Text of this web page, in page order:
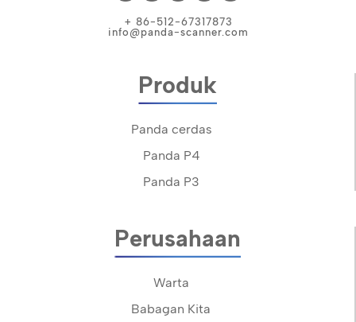
+ 86-512-67317873
info@panda-scanner.com
Produk
Panda cerdas
Panda P4
Panda P3
Perusahaan
Warta
Babagan Kita